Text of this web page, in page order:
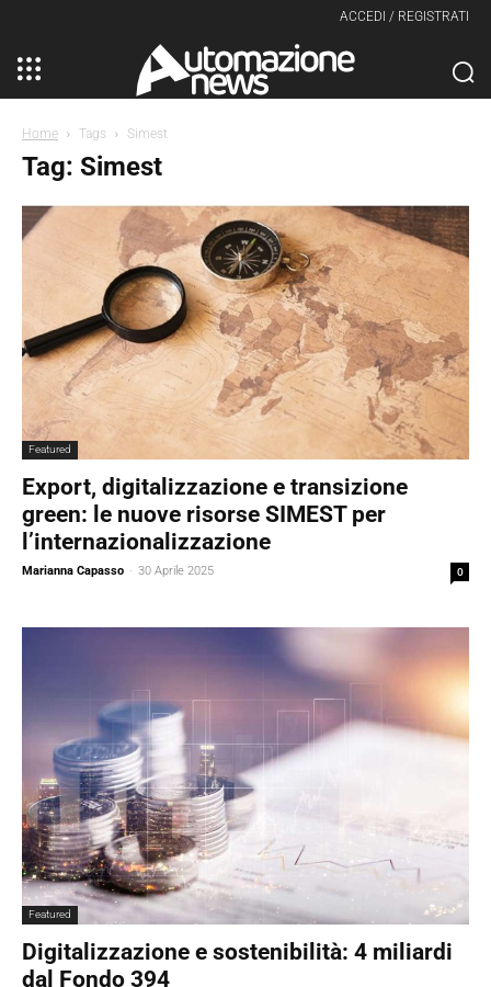
ACCEDI / REGISTRATI
Home Tags Simest
Tag: Simest
Featured
Export, digitalizzazione e transizione
green: le nuove risorse SIMEST per
l’internazionalizzazione
Marianna Capasso - 30 Aprile 2025 0
Featured
Digitalizzazione e sostenibilità: 4 miliardi
dal Fondo 394